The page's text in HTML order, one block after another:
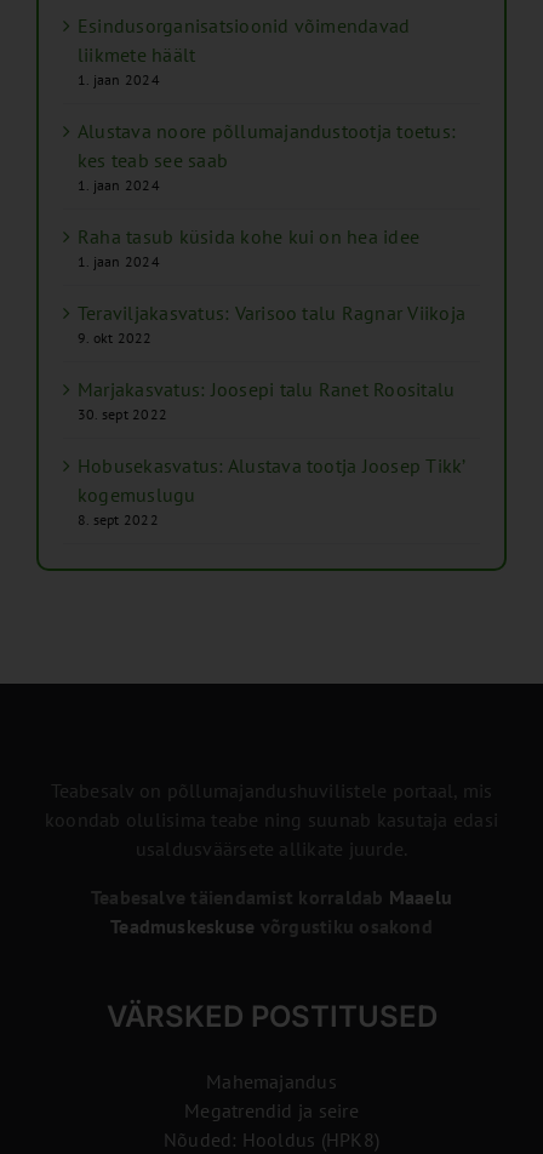
Esindusorganisatsioonid võimendavad
liikmete häält
1. jaan 2024
Alustava noore põllumajandustootja toetus:
kes teab see saab
1. jaan 2024
Raha tasub küsida kohe kui on hea idee
1. jaan 2024
Teraviljakasvatus: Varisoo talu Ragnar Viikoja
9. okt 2022
Marjakasvatus: Joosepi talu Ranet Roositalu
30. sept 2022
Hobusekasvatus: Alustava tootja Joosep Tikk’
kogemuslugu
8. sept 2022
Teabesalv on põllumajandushuvilistele portaal, mis
koondab olulisima teabe ning suunab kasutaja edasi
usaldusväärsete allikate juurde.
Teabesalve täiendamist korraldab Maaelu
Teadmuskeskuse võrgustiku osakond
VÄRSKED POSTITUSED
Mahemajandus
Megatrendid ja seire
Nõuded: Hooldus (HPK8)